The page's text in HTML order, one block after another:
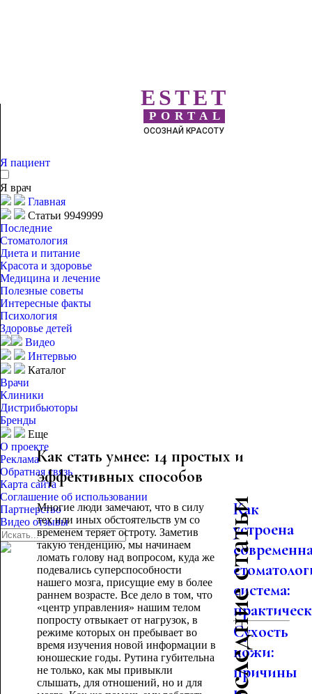
ESTET
PORTAL
ОСОЗНАЙ КРАСОТУ
Я пациент
Я врач
Главная
Статьи 9949999
Последние
Стоматология
Диета и питание
Красота и здоровье
Медицина и лечение
Полезные советы
Интересные факты
Психология
Здоровье детей
Видео
Интервью
Каталог
Врачи
Клиники
Дистрибьюторы
Бренды
Еще
О проекте
Реклама
Обратная связь
Карта сайта
Соглашение об использовании
Партнерство
Видео отзывы
Как стать умнее: 14 простых и
эффективных способов
Многие люди замечают, что в силу
тех или иных обстоятельств ум со
временем теряет остроту. Заметив
такую тенденцию, мы начинаем
ломать голову над вопросом, куда же
подевались суперспособности
нашего мозга, присущие ему в более
раннем возрасте. Все дело в том, что
«центр управления» нашим телом
попросту отвыкает от нагрузок, в
режиме которых он пребывает во
время изучения новой информации в
юношеские годы. Рутина губительна
не только, как мы привыкли
слышать, для отношений, но и для
Последние статьи
Как
устроена
система:
Сухость
кожи:
причины